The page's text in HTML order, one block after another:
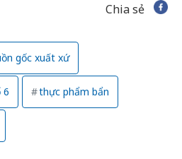
Chia sẻ
gốc xuất xứ
6 thực phẩm bẩn